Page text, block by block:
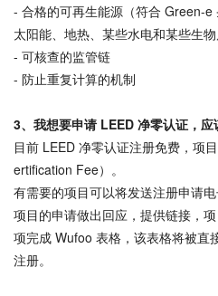
- 合格的可再生能源（符合 Green-e
太阳能、地热、某些水电和某些生物
- 可核查的监管链
- 防止重复计算的机制
3、 我想要申请 LEED 净零认证，应
目前 LEED 净零认证注册免费，项
ertification Fee）。
有需要的项目可以将发送注册申请
项目的申请做出回应，提供链接，
项完成 Wufoo 表格，该表格将被直
注册。